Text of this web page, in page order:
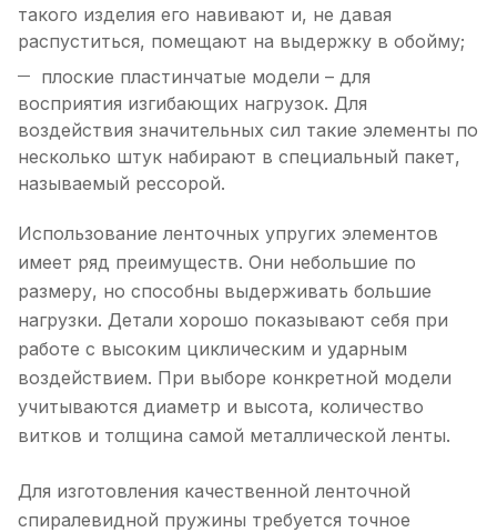
такого изделия его навивают и, не давая
распуститься, помещают на выдержку в обойму;
плоские пластинчатые модели – для
восприятия изгибающих нагрузок. Для
воздействия значительных сил такие элементы по
несколько штук набирают в специальный пакет,
называемый рессорой.
Использование ленточных упругих элементов
имеет ряд преимуществ. Они небольшие по
размеру, но способны выдерживать большие
нагрузки. Детали хорошо показывают себя при
работе с высоким циклическим и ударным
воздействием. При выборе конкретной модели
учитываются диаметр и высота, количество
витков и толщина самой металлической ленты.
Для изготовления качественной ленточной
спиралевидной пружины требуется точное